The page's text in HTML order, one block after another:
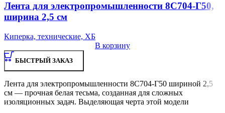
Лента для электропромышленности 8С704-Г50,
ширина 2,5 см
Киперка, технические, ХБ
В корзину
БЫСТРЫЙ ЗАКАЗ
Лента для электропромышленности 8С704-Г50 шириной 2,5
см — прочная белая тесьма, созданная для сложных
изоляционных задач. Выделяющая черта этой модели